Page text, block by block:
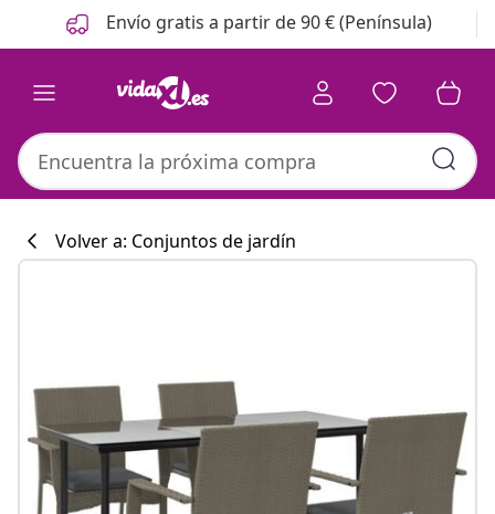
Anterior
Siguiente Envío gratis a partir de 90 € (Península)
#sharemevidaxl
Volver a: Conjuntos de jardín